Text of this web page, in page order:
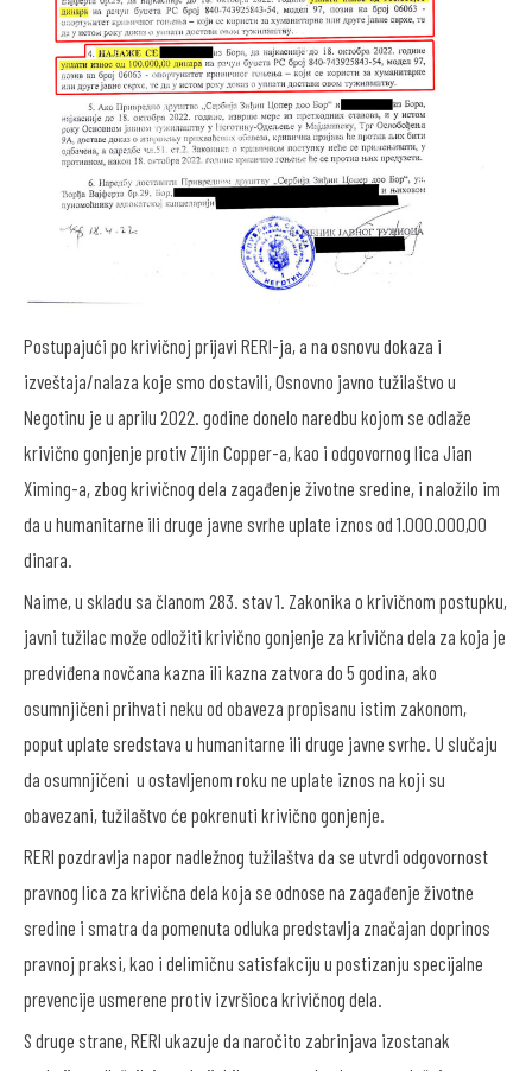
Postupajući po krivičnoj prijavi RERI-ja, a na osnovu dokaza i
izveštaja/nalaza koje smo dostavili, Osnovno javno tužilaštvo u
Negotinu je u aprilu 2022. godine donelo naredbu kojom se odlaže
krivično gonjenje protiv Zijin Copper-a, kao i odgovornog lica Jian
Ximing-a, zbog krivičnog dela zagađenje životne sredine, i naložilo im
da u humanitarne ili druge javne svrhe uplate iznos od 1.000.000,00
dinara.
Naime, u skladu sa članom 283. stav 1. Zakonika o krivičnom postupku,
javni tužilac može odložiti krivično gonjenje za krivična dela za koja je
predviđena novčana kazna ili kazna zatvora do 5 godina, ako
osumnjičeni prihvati neku od obaveza propisanu istim zakonom,
poput uplate sredstava u humanitarne ili druge javne svrhe. U slučaju
da osumnjičeni u ostavljenom roku ne uplate iznos na koji su
obavezani, tužilaštvo će pokrenuti krivično gonjenje.
RERI pozdravlja napor nadležnog tužilaštva da se utvrdi odgovornost
pravnog lica za krivična dela koja se odnose na zagađenje životne
sredine i smatra da pomenuta odluka predstavlja značajan doprinos
pravnoj praksi, kao i delimičnu satisfakciju u postizanju specijalne
prevencije usmerene protiv izvršioca krivičnog dela.
S druge strane, RERI ukazuje da naročito zabrinjava izostanak